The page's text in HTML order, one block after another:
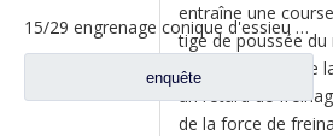
15/29 engrenage conique d'essieu arrière pour Ankai & Benz essieu Foton Auman nord Benz Beiben camion pièces de rechange 24.02.101
enquête
entraîne une
tige de poussée
une diminution de
un retard de
de la force de